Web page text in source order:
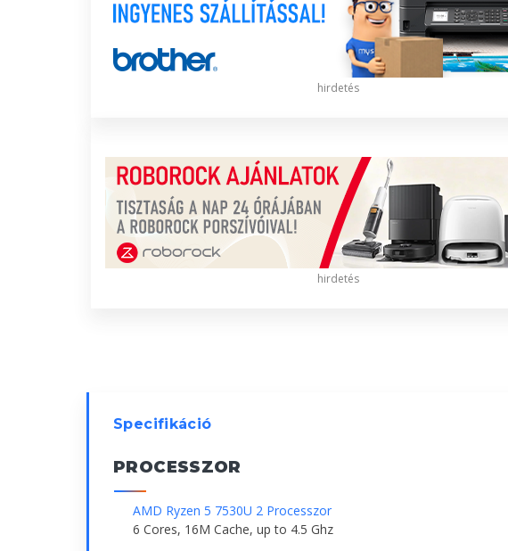
hirdetés
hirdetés
Specifikáció
PROCESSZOR
AMD Ryzen 5 7530U 2 Processzor
6 Cores, 16M Cache, up to 4.5 Ghz